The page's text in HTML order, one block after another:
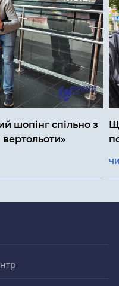
шопінг спільно з
вертольоти»